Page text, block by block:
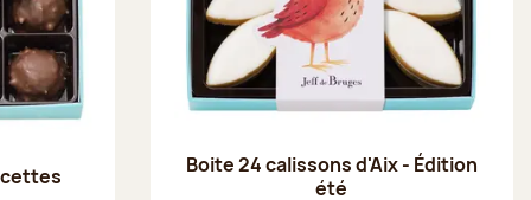
Boite 24 calissons d'Aix - Édition
été